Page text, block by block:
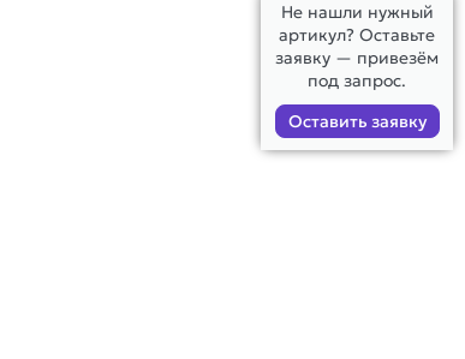
Не нашли нужный
артикул? Оставьте
заявку — привезём
под запрос.
Оставить заявку